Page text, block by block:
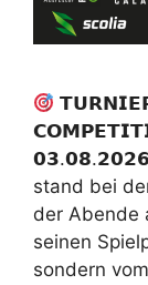
stand bei
der Abende
seinen
sondern